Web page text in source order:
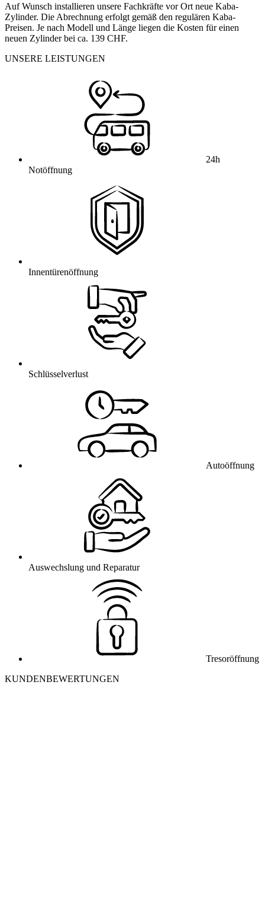
Auf Wunsch installieren unsere Fachkräfte vor Ort neue Kaba-
Zylinder. Die Abrechnung erfolgt gemäß den regulären Kaba-
Preisen. Je nach Modell und Länge liegen die Kosten für einen
neuen Zylinder bei ca. 139 CHF.
UNSERE LEISTUNGEN
24h
Notöffnung
Innentürenöffnung
Schlüsselverlust
Autoöffnung
Auswechslung und Reparatur
Tresoröffnung
KUNDENBEWERTUNGEN